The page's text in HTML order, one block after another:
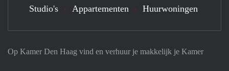
Op Kamer Den Haag vind en verhuur je makkelijk je Kamer
Studio's Appartementen Huurwoningen